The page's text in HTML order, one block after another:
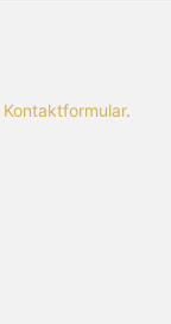
Kontaktformular.